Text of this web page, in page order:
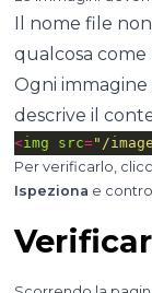
Il nome file
qualcosa come
Ogni
descrive il
<img src="/
Per verificarlo,
Ispeziona e